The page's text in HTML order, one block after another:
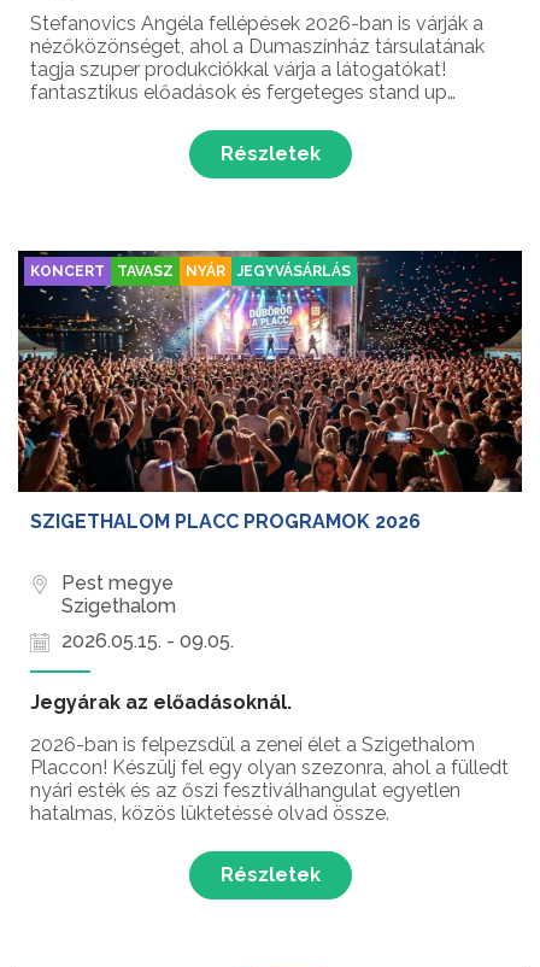
Stefanovics Angéla fellépések 2026-ban is várják a
nézőközönséget, ahol a Dumaszínház társulatának
tagja szuper produkciókkal várja a látogatókat!
fantasztikus előadások és fergeteges stand up
humorista fellépésein!
Részletek
KONCERT TAVASZ NYÁR JEGYVÁSÁRLÁS
SZIGETHALOM PLACC PROGRAMOK 2026
Pest megye
Szigethalom
2026.05.15. - 09.05.
Jegyárak az előadásoknál.
2026-ban is felpezsdül a zenei élet a Szigethalom
Placcon! Készülj fel egy olyan szezonra, ahol a fülledt
nyári esték és az őszi fesztiválhangulat egyetlen
hatalmas, közös lüktetéssé olvad össze.
Részletek